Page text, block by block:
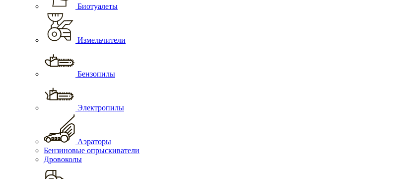
Биотуалеты
Измельчители
Бензопилы
Электропилы
Аэраторы
Бензиновые опрыскиватели
Дровоколы